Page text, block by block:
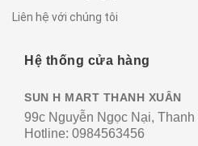
Liên hệ với chúng tôi
Hệ thống cửa hàng
SUN H MART THANH XUÂN
99c Nguyễn Ngọc Nại,
Hotline: 0984563456